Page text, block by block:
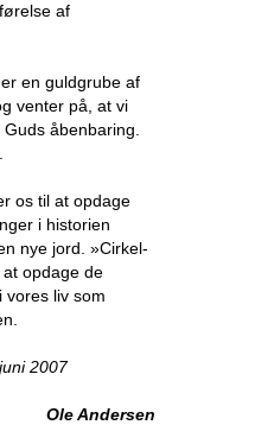
af
en guldgrube af
venter på, at vi
åbenbaring.
os til at opdage
i historien
nye jord. »Cirkel-
opdage de
liv som
2007
Ole Andersen